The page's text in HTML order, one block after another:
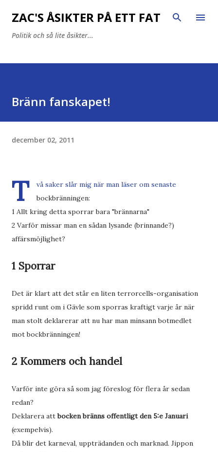
Fortsätt till huvudinnehåll
ZAC'S ÅSIKTER PÅ ETT FAT
Politik och så lite åsikter...
Bränn fanskapet!
december 02, 2011
T
vå saker slår mig när man läser om senaste
bockbränningen:
1 Allt kring detta sporrar bara "brännarna"
2 Varför missar man en sådan lysande (brinnande?)
affärsmöjlighet?
1 Sporrar
Det är klart att det står en liten terrorcells-organisation
spridd runt om i Gävle som sporras kraftigt varje år när
man stolt deklarerar att nu har man minsann botmedlet
mot bockbränningen!
2 Kommers och handel
Varför inte göra så som jag föreslog för flera år sedan
redan?
Deklarera attbocken bränns offentligt den 5:e Januari
(exempelvis).
Då blir det karneval, uppträdanden och marknad. Jippon